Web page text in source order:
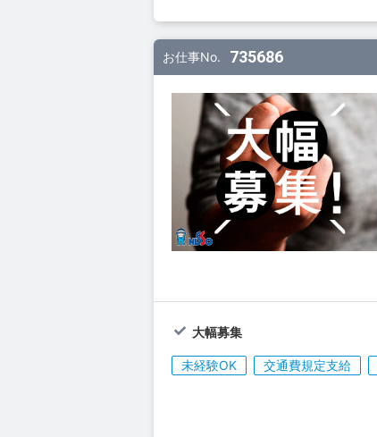
お仕事No. 735686
大幅募集
未経験OK 交通費規定支給